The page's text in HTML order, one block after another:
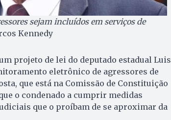
sejam incluídos em serviços de
Kennedy
projeto de lei do deputado estadual Luis
eletrônico de agressores de
que está na Comissão de Constituição
o condenado a cumprir medidas
que o proíbam de se aproximar da